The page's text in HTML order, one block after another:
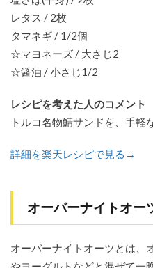
レタス / 2枚
タマネギ / 1/2個
☆マヨネーズ / 大さじ2
☆醤油 / 小さじ1/2
レシピを考えた人のコメント
トルコ名物鯖サンドを、手軽
詳細を楽天レシピで見る→
オーバーナイトオー
オーバーナイトオーツとは、